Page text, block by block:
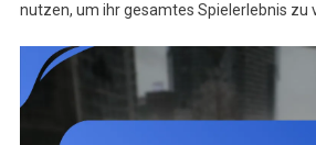
nutzen, um ihr gesamtes Spielerlebnis zu